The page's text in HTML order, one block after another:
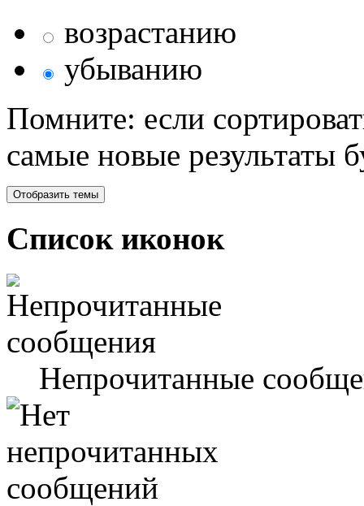
возрастанию
убыванию
Помните: если
самые новые результаты
Список иконок
Непрочитанные